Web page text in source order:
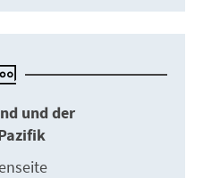
und der